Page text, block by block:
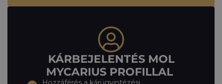
KÁRBEJELENTÉS MOL
MYCARIUS PROFILLAL